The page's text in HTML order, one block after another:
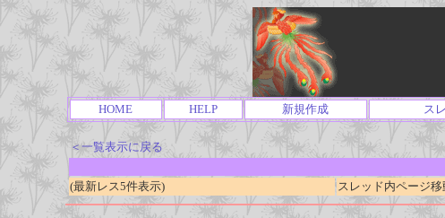
HOME HELP 新規作成 ス
＜一覧表示に戻る
(最新レス5件表示)
スレッド内ページ移